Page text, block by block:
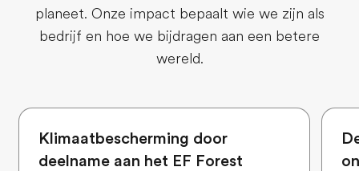
planeet. Onze impact bepaalt wie we zijn als
bedrijf en hoe we bijdragen aan een betere
wereld.
Klimaatbescherming door
deelname aan het EF Forest